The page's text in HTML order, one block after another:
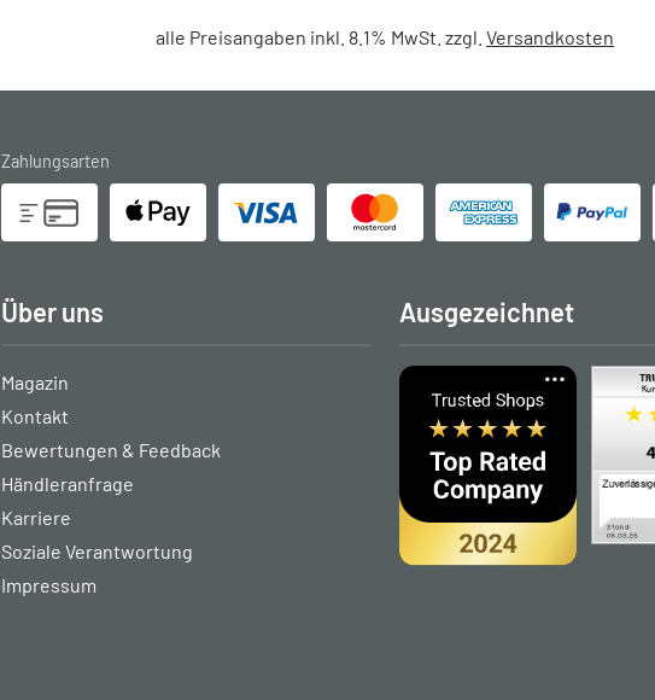
alle Preisangaben inkl. 8.1% MwSt. zzgl. Versandkosten
Zahlungsarten
Über uns
Magazin
Kontakt
Bewertungen & Feedback
Händleranfrage
Karriere
Soziale Verantwortung
Impressum
Ausgezeichnet